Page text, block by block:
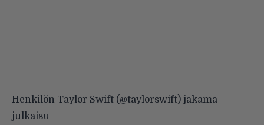
Henkilön Taylor Swift (@taylorswift) jakama
julkaisu